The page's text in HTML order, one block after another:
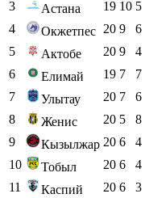
3
Астана 19 10 5
4
Окжетпес 20 9 6
5
Актобе 20 9 4
6
Елимай 19 7 7
7
Улытау 20 7 6
8
Женис 20 5 8
9
Кызылжар 20 6 4
10
Тобыл 20 6 4
11
Каспий 20 6 3